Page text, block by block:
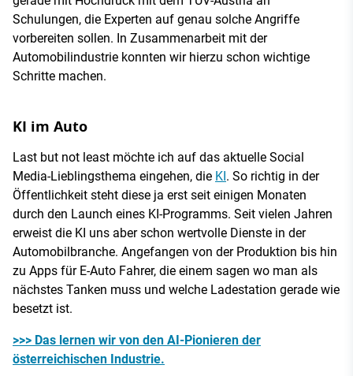
Schulungen, die Experten auf genau solche Angriffe
vorbereiten sollen. In Zusammenarbeit mit der
Automobilindustrie konnten wir hierzu schon wichtige
Schritte machen.
KI im Auto
Last but not least möchte ich auf das aktuelle Social
Media-Lieblingsthema eingehen, die KI. So richtig in der
Öffentlichkeit steht diese ja erst seit einigen Monaten
durch den Launch eines KI-Programms. Seit vielen Jahren
erweist die KI uns aber schon wertvolle Dienste in der
Automobilbranche. Angefangen von der Produktion bis hin
zu Apps für E-Auto Fahrer, die einem sagen wo man als
nächstes Tanken muss und welche Ladestation gerade wie
besetzt ist.
>>> Das lernen wir von den AI-Pionieren der
österreichischen Industrie.